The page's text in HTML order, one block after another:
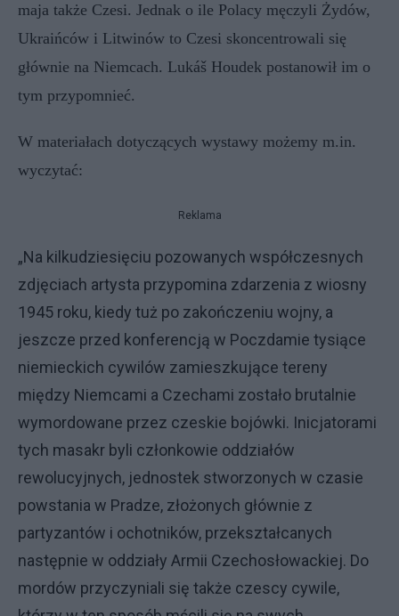
maja także Czesi. Jednak o ile Polacy męczyli Żydów,
Ukraińców i Litwinów to Czesi skoncentrowali się
głównie na Niemcach. Lukáš Houdek postanowił im o
tym przypomnieć.
W materiałach dotyczących wystawy możemy m.in.
wyczytać:
Reklama
„Na kilkudziesięciu pozowanych współczesnych
zdjęciach artysta przypomina zdarzenia z wiosny
1945 roku, kiedy tuż po zakończeniu wojny, a
jeszcze przed konferencją w Poczdamie tysiące
niemieckich cywilów zamieszkujące tereny
między Niemcami a Czechami zostało brutalnie
wymordowane przez czeskie bojówki. Inicjatorami
tych masakr byli członkowie oddziałów
rewolucyjnych, jednostek stworzonych w czasie
powstania w Pradze, złożonych głównie z
partyzantów i ochotników, przekształcanych
następnie w oddziały Armii Czechosłowackiej. Do
mordów przyczyniali się także czescy cywile,